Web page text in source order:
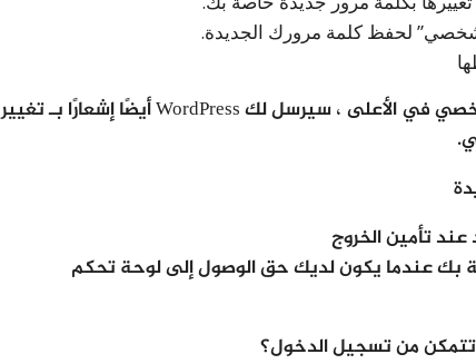
لحفظ كلمة مرورك الجديدة.
بمجرد الانتهاء ، سترى إشعار تحديث الملف الشخصي في الأعلى ، سيرسل لك WordPress أيضًا إشعارًا بـ تغيير
عند تأمين الخروج
بك عندما يكون لديك حق الوصول إلى لوحة تحكم
تتمكن من تسجيل الدخول؟